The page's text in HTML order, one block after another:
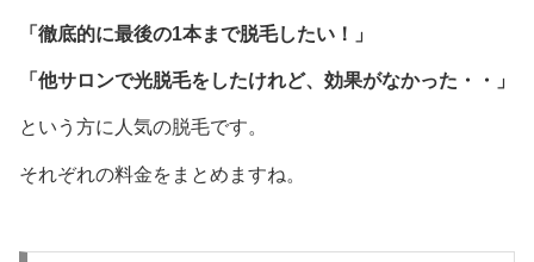
「徹底的に最後の1本まで脱毛したい！」
「他サロンで光脱毛をしたけれど、効果がなかった・・」
という方に人気の脱毛です。
それぞれの料金をまとめますね。